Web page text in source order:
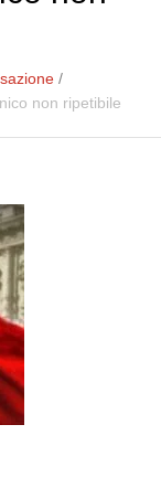
/
non ripetibile